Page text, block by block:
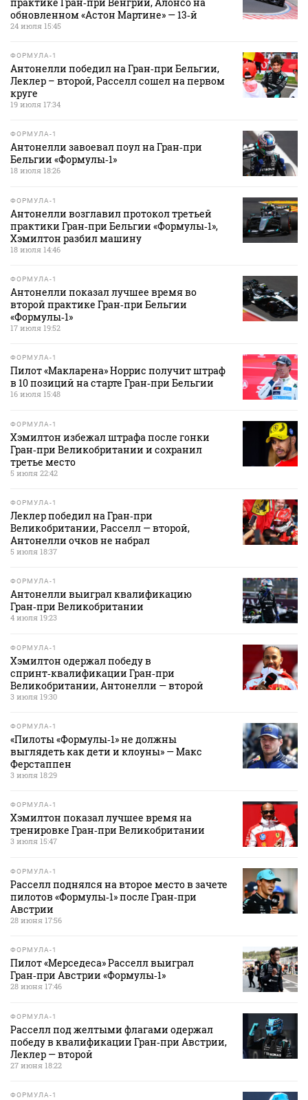
обновленном «Астон Мартине» — 13‑й
24 июля 15:45
ФОРМУЛА-1
Антонелли победил на Гран‑при Бельгии,
Леклер – второй, Расселл сошел на первом
круге
19 июля 17:34
ФОРМУЛА-1
Антонелли завоевал поул на Гран‑при
Бельгии «Формулы‑1»
18 июля 18:26
ФОРМУЛА-1
Антонелли возглавил протокол третьей
практики Гран‑при Бельгии «Формулы‑1»,
Хэмилтон разбил машину
18 июля 14:46
ФОРМУЛА-1
Антонелли показал лучшее время во
второй практике Гран‑при Бельгии
«Формулы‑1»
17 июля 19:52
ФОРМУЛА-1
Пилот «Макларена» Норрис получит штраф
в 10 позиций на старте Гран‑при Бельгии
16 июля 15:48
ФОРМУЛА-1
Хэмилтон избежал штрафа после гонки
Гран‑при Великобритании и сохранил
третье место
5 июля 22:42
ФОРМУЛА-1
Леклер победил на Гран‑при
Великобритании, Расселл — второй,
Антонелли очков не набрал
5 июля 18:37
ФОРМУЛА-1
Антонелли выиграл квалификацию
Гран‑при Великобритании
4 июля 19:23
ФОРМУЛА-1
Хэмилтон одержал победу в
спринт‑квалификации Гран‑при
Великобритании, Антонелли — второй
3 июля 19:30
ФОРМУЛА-1
«Пилоты «Формулы‑1» не должны
выглядеть как дети и клоуны» — Макс
Ферстаппен
3 июля 18:29
ФОРМУЛА-1
Хэмилтон показал лучшее время на
тренировке Гран‑при Великобритании
3 июля 15:47
ФОРМУЛА-1
Расселл поднялся на второе место в зачете
пилотов «Формулы‑1» после Гран‑при
Австрии
28 июня 17:56
ФОРМУЛА-1
Пилот «Мерседеса» Расселл выиграл
Гран‑при Австрии «Формулы‑1»
28 июня 17:46
ФОРМУЛА-1
Расселл под желтыми флагами одержал
победу в квалификации Гран‑при Австрии,
Леклер — второй
27 июня 18:22
ФОРМУЛА-1